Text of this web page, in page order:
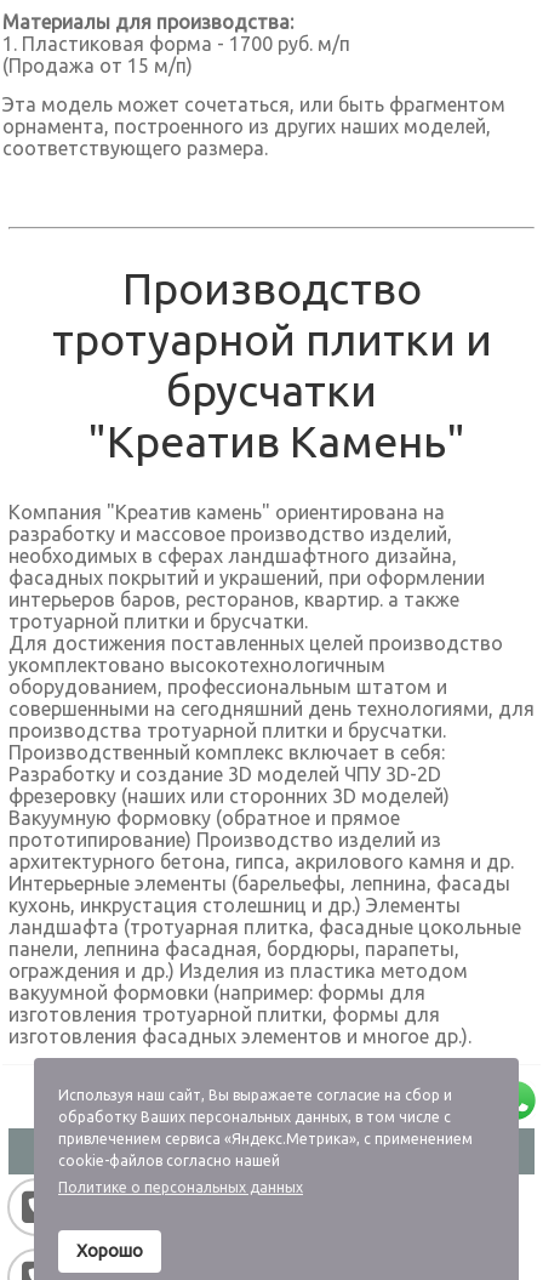
Материалы для производства:
1. Пластиковая форма - 1700 руб. м/п
(Продажа от 15 м/п)
Эта модель может сочетаться, или быть фрагментом
орнамента, построенного из других наших моделей,
соответствующего размера.
Производство
тротуарной плитки и
брусчатки
"Креатив Камень"
Компания "Креатив камень" ориентирована на
разработку и массовое производство изделий,
необходимых в сферах ландшафтного дизайна,
фасадных покрытий и украшений, при оформлении
интерьеров баров, ресторанов, квартир. а также
тротуарной плитки и брусчатки.
Для достижения поставленных целей производство
укомплектовано высокотехнологичным
оборудованием, профессиональным штатом и
совершенными на сегодняшний день технологиями, для
производства тротуарной плитки и брусчатки.
Производственный комплекс включает в себя:
Разработку и создание 3D моделей ЧПУ 3D-2D
фрезеровку (наших или сторонних 3D моделей)
Вакуумную формовку (обратное и прямое
прототипирование) Производство изделий из
архитектурного бетона, гипса, акрилового камня и др.
Интерьерные элементы (барельефы, лепнина, фасады
кухонь, инкрустация столешниц и др.) Элементы
ландшафта (тротуарная плитка, фасадные цокольные
панели, лепнина фасадная, бордюры, парапеты,
ограждения и др.) Изделия из пластика методом
вакуумной формовки (например: формы для
изготовления тротуарной плитки, формы для
изготовления фасадных элементов и многое др.).
Пользуясь нашим сайтом пользователь соглашается
сПолитикой обработки персональных данных
+7 916-664-48-49
Используя наш сайт, Вы выражаете согласие на сбор и
обработку Ваших персональных данных, в том числе с
привлечением сервиса «Яндекс.Метрика», с применением
cookie-файлов согласно нашей
Политике о персональных данных
Хорошо